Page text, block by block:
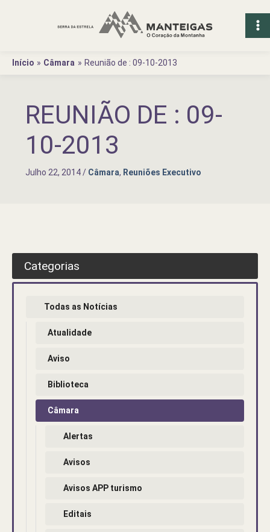
Início
Câmara Reunião de : 09-10-2013
REUNIÃO DE : 09-
10-2013
Julho 22, 2014/ Câmara, Reuniões Executivo
Categorias
Todas as Notícias
Atualidade
Aviso
Biblioteca
Câmara
Alertas
Avisos
Avisos APP turismo
Editais